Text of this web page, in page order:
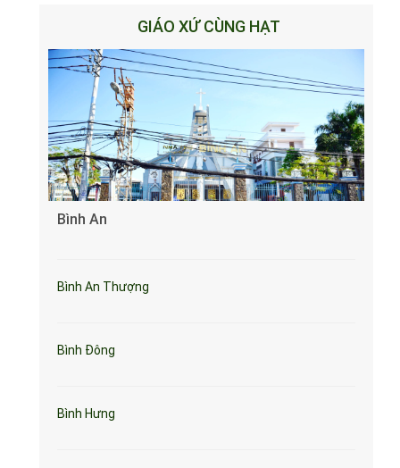
GIÁO XỨ CÙNG HẠT
Bình An
Bình An Thượng
Bình Đông
Bình Hưng